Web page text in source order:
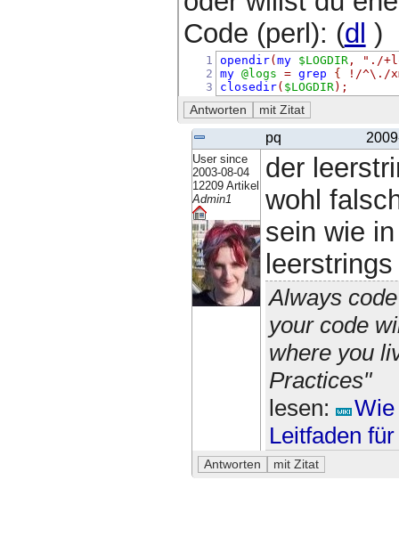
Code (perl): (dl )
1
2
3
opendir(my $LOGDIR ,
"./
my @logs = grep { ! /^\./
closedir( $LOGDIR);
pq
User since
2003-08-04
12209 Artikel
Admin1
der
wohl
sein wie
Always
your code
where you
Practices"
lesen:
Leitfaden